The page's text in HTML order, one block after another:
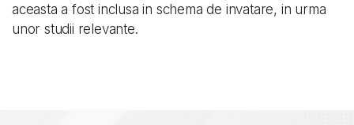
aceasta a fost inclusa in schema de invatare, in urma
unor studii relevante.